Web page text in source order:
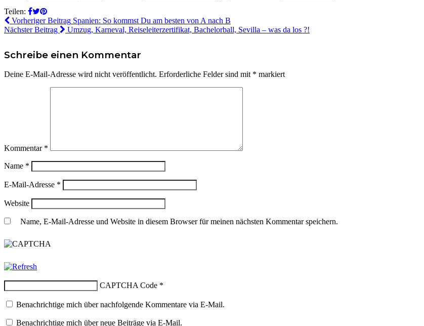
Teilen:
Vorheriger Beitrag Spanien: So kommst Du am besten von A nach B
Nächster Beitrag
Umzug, Karneval, Reiseleiterzertifikat, Bachelorball, Sevilla – was da los ?!
Schreibe einen Kommentar
Deine E-Mail-Adresse wird nicht veröffentlicht. Erforderliche Felder sind mit * markiert
Kommentar *
Name *
E-Mail-Adresse *
Website
Name, E-Mail-Adresse und Website in diesem Browser für meinen nächsten Kommentar speichern.
CAPTCHA Code *
Benachrichtige mich über nachfolgende Kommentare via E-Mail.
Benachrichtige mich über neue Beiträge via E-Mail.